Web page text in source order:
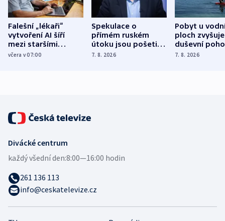
Falešní „lékaři“
vytvoření AI šíří
mezi staršími
Poláky nebezpečné
včera v 07:00
Spekulace o
přímém ruském
útoku jsou pošetilé,
míní estonský
7. 8. 2026
Pobyt u
ploch zvyšuje
duševní
ukázala
7. 8. 2026
Divácké centrum
každý všední den:8:00—16:00 hodin
261 136 113
info@ceskatelevize.cz